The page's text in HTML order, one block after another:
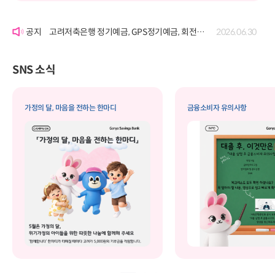
고려저축은행 정기예금, GPS정기예금, 회전정기예금, GPS회전정기예금, 자유적립예금, 퇴직연금정기예금, 보고파플러스 파킹통장(기업포함)의 금리 변경 공시
2026.06.30
SNS 소식
가정의 달, 마음을 전하는 한마디 금융소비자 유의사항